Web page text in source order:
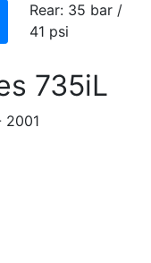
Rear: 35 bar /
41 psi
735iL
2001